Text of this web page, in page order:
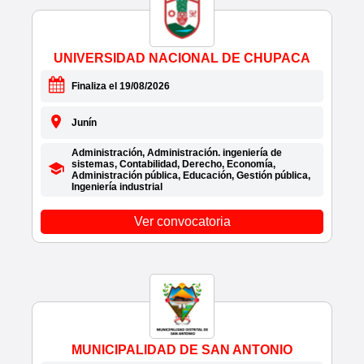
• BITEL
• BK GROUP PERU S.A.C.
• BLUE MARLIN BEACH CLUB S.A.
• BOIRO S.A.C.
• BOTICA AHORRO Y SALUD
• BOTICAS Y SALUD
• BSG INSTITUTE
• BUMERAN
• BURGOS VERGARAY INGENIEROS
• BURO GROUP
• C&C GUTIERREZ S.A.C.
• C&R ABASTECIMIENTO Y SERVICIOS
• C.E.P. SANTA ROSA DE LIMA
• C.L.R & R SAC
UNIVERSIDAD NACIONAL DE CHUPACA
Finaliza el 19/08/2026
Junín
Administración, Administración. ingeniería de
sistemas, Contabilidad, Derecho, Economía,
Administración pública, Educación, Gestión pública,
Ingeniería industrial
Ver convocatoria
MUNICIPALIDAD DE SAN ANTONIO